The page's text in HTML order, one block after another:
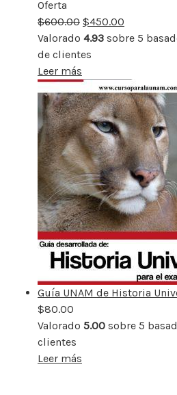
Oferta
rebajado
$600.00 $450.00
Valorado 4.93 sobre 5
de clientes
Leer más
Guía UNAM de Historia
$80.00
Valorado 5.00 sobre 5
clientes
Leer más